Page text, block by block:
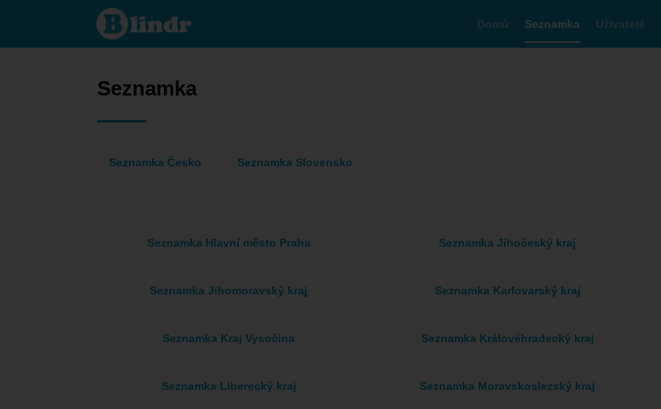
Seznamka
- On
hledá ji
Domů Seznamka Uživatelé
Seznamka
Seznamka Česko Seznamka Slovensko
Seznamka Hlavní město Praha Seznamka Jihočeský kraj
Seznamka Jihomoravský kraj Seznamka Karlovarský kraj
Seznamka Kraj Vysočina Seznamka Královéhradecký kraj
Seznamka Liberecký kraj Seznamka Moravskoslezský kraj